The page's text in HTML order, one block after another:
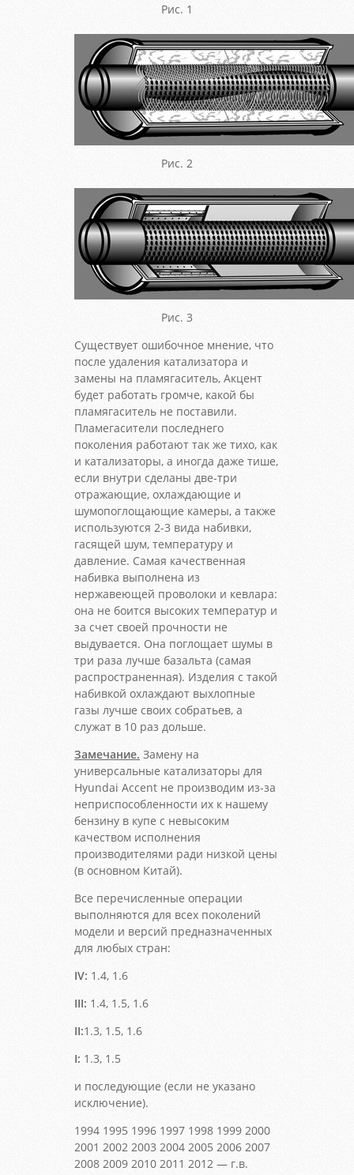
Рис. 1
Рис. 2
Рис. 3
Существует ошибочное мнение, что
после удаления катализатора и
замены на пламягаситель, Акцент
будет работать громче, какой бы
пламягаситель не поставили.
Пламегасители последнего
поколения работают так же тихо, как
и катализаторы, а иногда даже тише,
если внутри сделаны две-три
отражающие, охлаждающие и
шумопоглощающие камеры, а также
используются 2-3 вида набивки,
гасящей шум, температуру и
давление. Самая качественная
набивка выполнена из
нержавеющей проволоки и кевлара:
она не боится высоких температур и
за счет своей прочности не
выдувается. Она поглощает шумы в
три раза лучше базальта (самая
распространенная). Изделия с такой
набивкой охлаждают выхлопные
газы лучше своих собратьев, а
служат в 10 раз дольше.
Замечание. Замену на
универсальные катализаторы для
Hyundai Accent не производим из-за
неприспособленности их к нашему
бензину в купе с невысоким
качеством исполнения
производителями ради низкой цены
(в основном Китай).
Все перечисленные операции
выполняются для всех поколений
модели и версий предназначенных
для любых стран:
IV: 1.4, 1.6
III: 1.4, 1.5, 1.6
II:1.3, 1.5, 1.6
I: 1.3, 1.5
и последующие (если не указано
исключение).
1994 1995 1996 1997 1998 1999 2000
2001 2002 2003 2004 2005 2006 2007
2008 2009 2010 2011 2012 — г.в.